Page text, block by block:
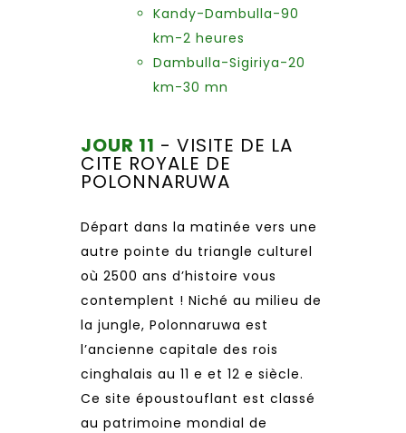
Kandy-Dambulla-90
km-2 heures
Dambulla-Sigiriya-20
km-30 mn
JOUR 11 - VISITE DE LA
CITE ROYALE DE
POLONNARUWA
Départ dans la matinée vers une
autre pointe du triangle culturel
où 2500 ans d’histoire vous
contemplent ! Niché au milieu de
la jungle, Polonnaruwa est
l’ancienne capitale des rois
cinghalais au 11 e et 12 e siècle.
Ce site époustouflant est classé
au patrimoine mondial de